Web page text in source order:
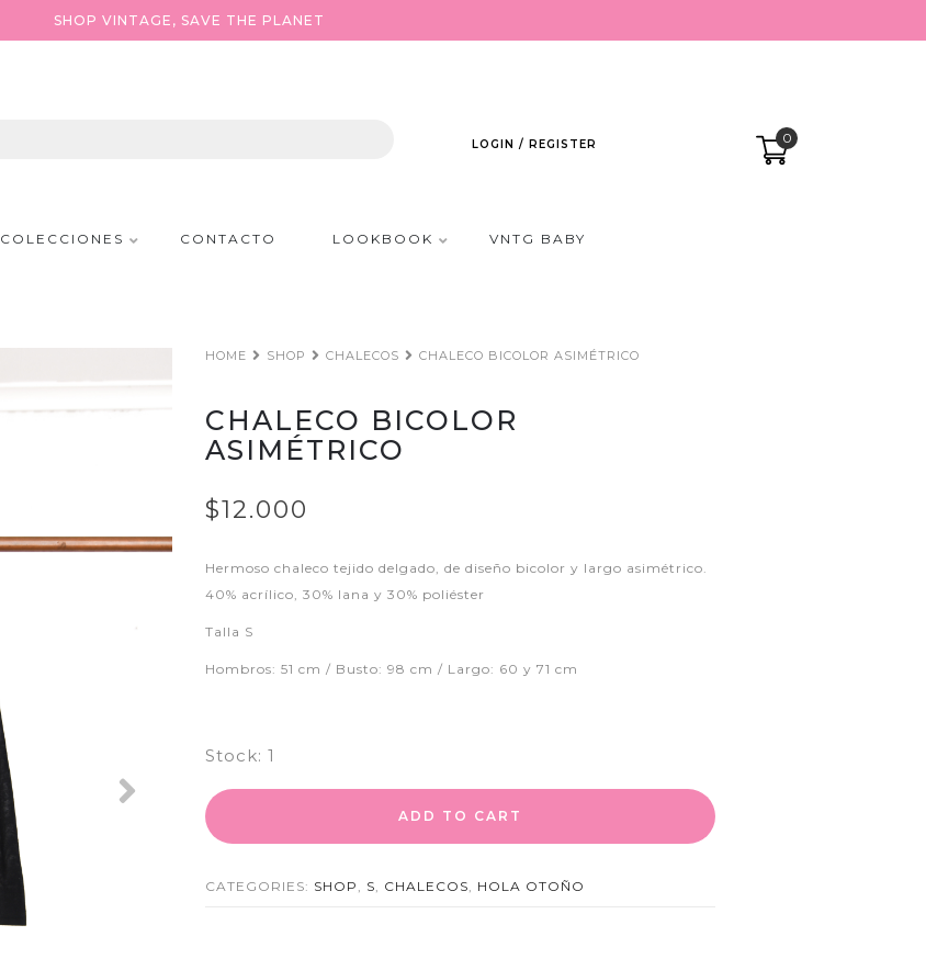
SHOP VINTAGE, SAVE THE PLANET
LOGIN / REGISTER 0
COLECCIONES CONTACTO LOOKBOOK VNTG BABY
Next
HOME SHOP CHALECOS CHALECO BICOLOR ASIMÉTRICO
CHALECO BICOLOR
ASIMÉTRICO
$12.000
Hermoso chaleco tejido delgado, de diseño bicolor y largo asimétrico.
40% acrílico, 30% lana y 30% poliéster
Talla S
Hombros: 51 cm / Busto: 98 cm / Largo: 60 y 71 cm
Stock: 1
ADD TO CART
CATEGORIES: SHOP S CHALECOS HOLA OTOÑO